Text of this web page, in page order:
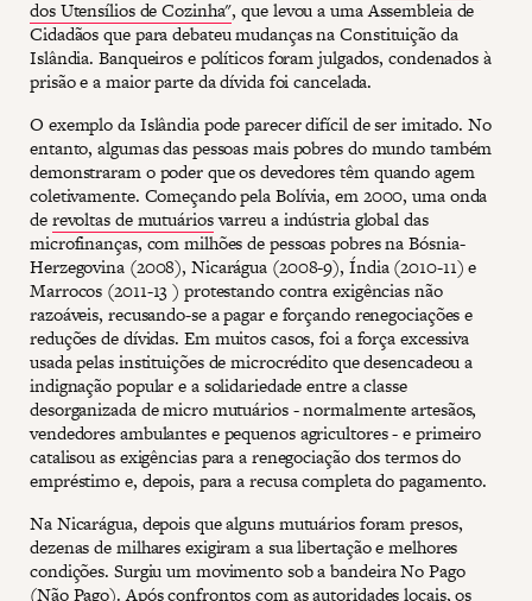
dos Utensílios de Cozinha", que levou a uma Assembleia de
Cidadãos que para debateu mudanças na Constituição da
Islândia. Banqueiros e políticos foram julgados, condenados à
prisão e a maior parte da dívida foi cancelada.
O exemplo da Islândia pode parecer difícil de ser imitado. No
entanto, algumas das pessoas mais pobres do mundo também
demonstraram o poder que os devedores têm quando agem
coletivamente. Começando pela Bolívia, em 2000, uma onda
derevoltas de mutuáriosvarreu a indústria global das
microfinanças, com milhões de pessoas pobres na Bósnia-
Herzegovina (2008), Nicarágua (2008-9), Índia (2010-11) e
Marrocos (2011-13 ) protestando contra exigências não
razoáveis, recusando-se a pagar e forçando renegociações e
reduções de dívidas. Em muitos casos, foi a força excessiva
usada pelas instituições de microcrédito que desencadeou a
indignação popular e a solidariedade entre a classe
desorganizada de micro mutuários - normalmente artesãos,
vendedores ambulantes e pequenos agricultores - e primeiro
catalisou as exigências para a renegociação dos termos do
empréstimo e, depois, para a recusa completa do pagamento.
Na Nicarágua, depois que alguns mutuários foram presos,
dezenas de milhares exigiram a sua libertação e melhores
condições. Surgiu um movimento sob a bandeira No Pago
(Não Pago). Após confrontos com as autoridades locais, os